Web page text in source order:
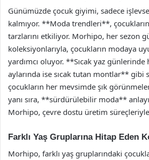
Günümüzde çocuk giyimi, sadece
kalmıyor. **Moda trendleri**,
tarzlarını etkiliyor. Morhipo, her sezon
koleksiyonlarıyla, çocukların modaya
yardımcı oluyor. **Sıcak yaz günlerinde
aylarında ise sıcak tutan montlar** gibi
çocukların her mevsimde şık
yanı sıra, **sürdürülebilir moda**
Morhipo, çevre dostu üretim
Farklı Yaş Gruplarına Hitap Eden
Morhipo, farklı yaş gruplarındaki